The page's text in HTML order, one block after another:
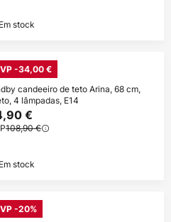
Em stock
-34,00 €
candeeiro de teto Arina, 68 cm,
4 lâmpadas, E14
€
108,90 €
Em stock
-20%